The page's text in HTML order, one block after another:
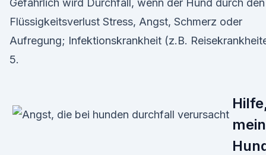
Gefährlich wird Durchfall, wenn der Hund durch den
Flüssigkeitsverlust Stress, Angst, Schmerz oder
Aufregung; Infektionskrankheit (z.B.
5.
mein